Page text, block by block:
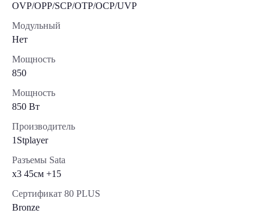
OVP/OPP/SCP/OTP/OCP/UVP
Модульный
Нет
Мощность
850
Мощность
850 Вт
Производитель
1Stplayer
Разъемы Sata
x3 45см +15
Сертификат 80 PLUS
Bronze